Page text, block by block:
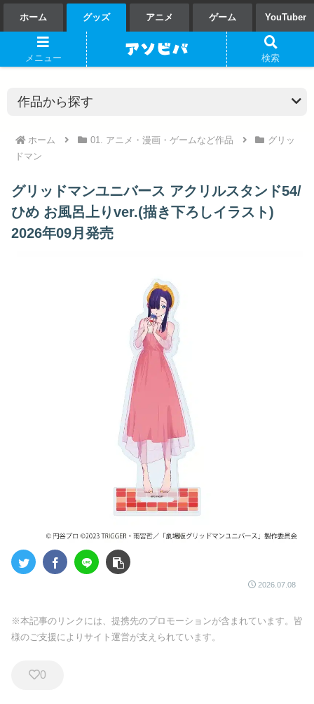
ホーム グッズ アニメ ゲーム YouTuber
ホーム 01. アニメ・漫画・ゲームなど作品
グリッ
ドマン
グリッドマンユニバース アクリルスタンド54/
ひめ お風呂上りver.(描き下ろしイラスト)
2026年09月発売
2026.07.08
※本記事のリンクには、提携先のプロモーションが含まれています。皆
様のご支援によりサイト運営が支えられています。
0
メニュー 検索